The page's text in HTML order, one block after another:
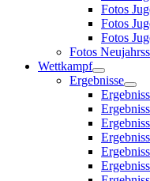
Fotos
Fotos
Fotos
Fotos
Wettkampf
Ergebnisse